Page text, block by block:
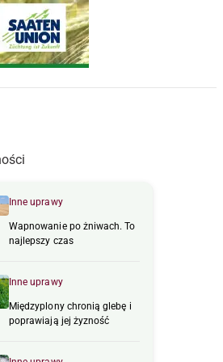
Inne uprawy
Wapnowanie po żniwach. To
najlepszy czas
Inne uprawy
Międzyplony chronią glebę i
poprawiają jej żyzność